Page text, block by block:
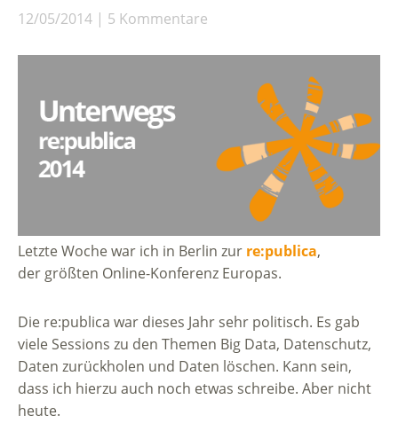
12/05/2014 5 Kommentare
Letzte Woche war ich in Berlin zur re:publica,
der größten Online-Konferenz Europas.
Die re:publica war dieses Jahr sehr politisch. Es gab
viele Sessions zu den Themen Big Data, Datenschutz,
Daten zurückholen und Daten löschen. Kann sein,
dass ich hierzu auch noch etwas schreibe. Aber nicht
heute.